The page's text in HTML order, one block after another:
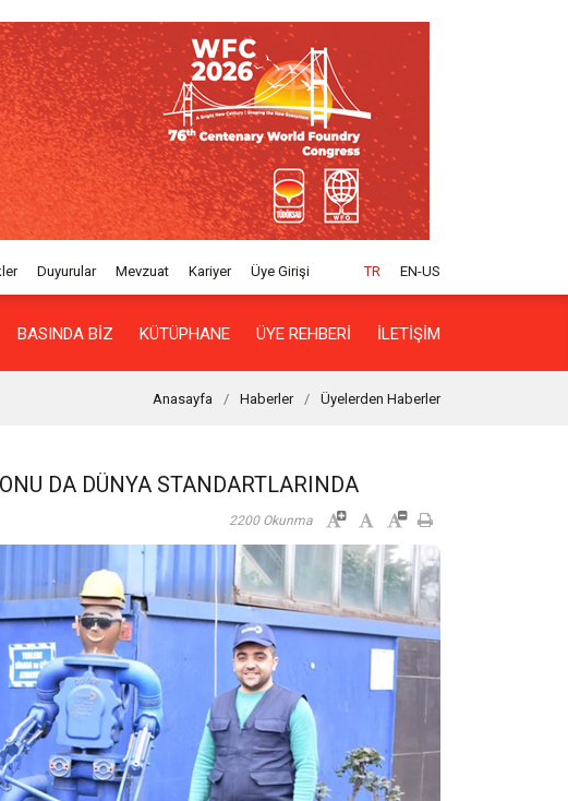
TR EN-US
Duyurular Mevzuat Kariyer Üye Girişi
BASINDA BIZ KÜTÜPHANE ÜYE REHBERI İLETIŞIM
Anasayfa Haberler Üyelerden Haberler
DA DÜNYA STANDARTLARINDA
2200 Okunma